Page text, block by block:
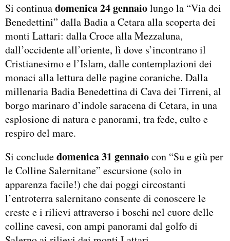
Si continuadomenica 24 gennaiolungo la “Via dei
Benedettini” dalla Badia a Cetara alla scoperta dei
monti Lattari: dalla Croce alla Mezzaluna,
dall’occidente all’oriente, lì dove s’incontrano il
Cristianesimo e l’Islam, dalle contemplazioni dei
monaci alla lettura delle pagine coraniche. Dalla
millenaria Badia Benedettina di Cava dei Tirreni, al
borgo marinaro d’indole saracena di Cetara, in una
esplosione di natura e panorami, tra fede, culto e
respiro del mare.
Si concludedomenica 31 gennaiocon “Su e giù per
le Colline Salernitane” escursione (solo in
apparenza facile!) che dai poggi circostanti
l’entroterra salernitano consente di conoscere le
creste e i rilievi attraverso i boschi nel cuore delle
colline cavesi, con ampi panorami dal golfo di